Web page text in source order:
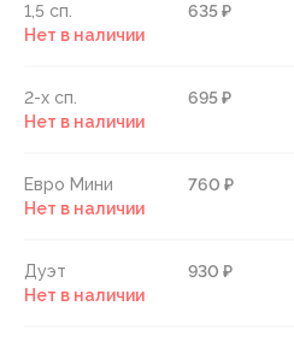
1,5 сп.
635 ₽
Нет в наличии
2-х сп.
695 ₽
Нет в наличии
Евро Мини
760 ₽
Нет в наличии
Дуэт
930 ₽
Нет в наличии